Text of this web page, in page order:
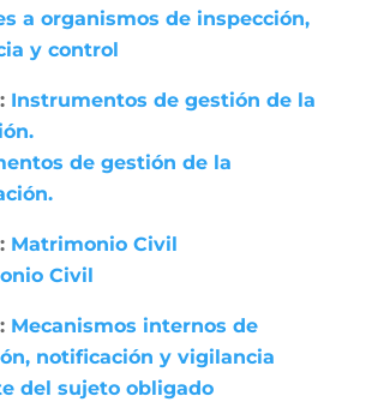
a organismos de inspección,
y control
Instrumentos de gestión de la
de gestión de la
Matrimonio Civil
Civil
Mecanismos internos de
notificación y vigilancia
del sujeto obligado